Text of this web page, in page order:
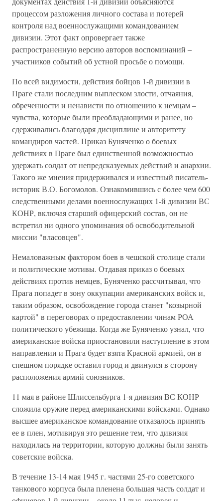
процессом разложения личного состава и потерей
контроля над военнослужащими командованием
дивизии. Этот факт опровергает также
распространенную версию авторов воспоминаний –
участников событий об устной просьбе о помощи.
По всей видимости, действия бойцов 1-й дивизии в
Праге стали последним выплеском злости, отчаяния,
обреченности и ненависти по отношению к немцам –
чувства, которые были преобладающими и ранее, но
сдерживались благодаря дисциплине и авторитету
командиров частей. Приказ Буняченко о боевых
действиях в Праге был единственной возможностью
удержать солдат от непредсказуемых действий и анархии.
Такого же мнения придерживался и известный писатель-
историк В.О. Богомолов. Ознакомившись с более чем 600
следственными делами военнослужащих 1-й дивизии ВС
КОНР, включая старший офицерский состав, он не
встретил ни одного упоминания об освободительной
миссии "власовцев".
Немаловажным фактором боев в чешской столице стали
и политические мотивы. Отдавая приказ о боевых
действиях против немцев, Буняченко рассчитывал, что
Прага попадет в зону оккупации американских войск и,
таким образом, освобождение города станет "козырной
картой" в переговорах о предоставлении чинам РОА
политического убежища. Когда же Буняченко узнал, что
американские войска приостановили наступление в этом
направлении и Прага будет взята Красной армией, он в
спешном порядке оставил город и двинулся в сторону
расположения армий союзников.
11 мая в районе Шлиссельбурга 1-я дивизия ВС КОНР
сложила оружие перед американскими войсками. Однако
высшее американское командование отказалось принять
ее в плен, мотивируя это решение тем, что дивизия
находилась на территории, которую должны были занять
советские войска.
В течение 13-14 мая 1945 г. частями 25-го советского
танкового корпуса была пленена большая часть солдат и